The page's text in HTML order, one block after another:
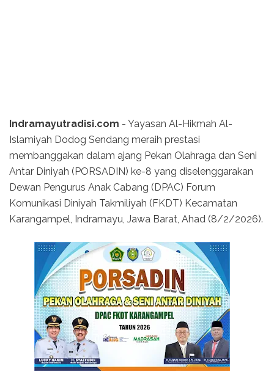
Indramayutradisi.com - Yayasan Al-Hikmah Al-
Islamiyah Dodog Sendang meraih prestasi
membanggakan dalam ajang Pekan Olahraga dan Seni
Antar Diniyah (PORSADIN) ke-8 yang diselenggarakan
Dewan Pengurus Anak Cabang (DPAC) Forum
Komunikasi Diniyah Takmiliyah (FKDT) Kecamatan
Karangampel, Indramayu, Jawa Barat, Ahad (8/2/2026).